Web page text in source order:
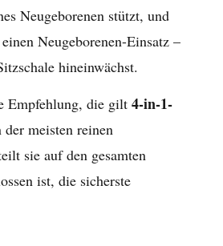
Neugeborenen stützt, und
Neugeborenen-Einsatz –
hineinwächst.
Empfehlung, die gilt 4-in-1-
meisten reinen
sie auf den gesamten
ist, die sicherste